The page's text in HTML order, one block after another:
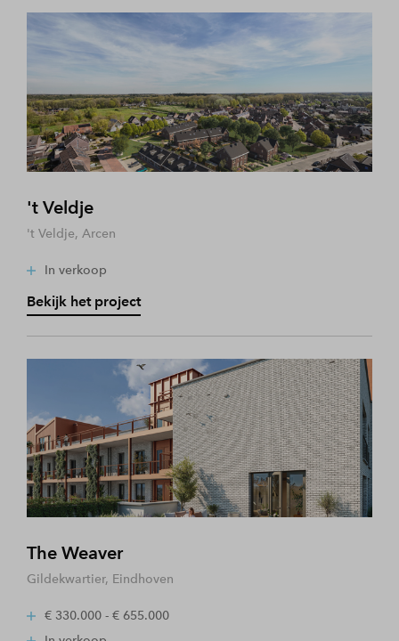
't Veldje
't Veldje, Arcen
In verkoop
Bekijk het project
The Weaver
Gildekwartier, Eindhoven
€ 330.000 - € 655.000